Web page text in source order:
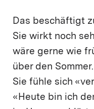
Das beschäftigt
Sie wirkt noch
wäre gerne wie
über den
Sie fühle sich
«Heute bin ich